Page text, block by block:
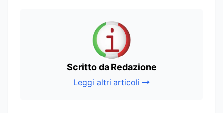
Scritto da Redazione
Leggi altri articoli